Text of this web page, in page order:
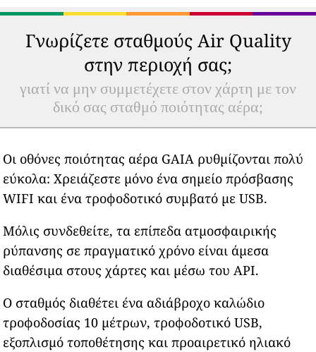
Γνωρίζετε σταθμούς Air Quality
στην περιοχή σας;
γιατί να μην συμμετέχετε στον χάρτη με τον
δικό σας σταθμό ποιότητας αέρα;
Οι οθόνες ποιότητας αέρα GAIA ρυθμίζονται πολύ
εύκολα: Χρειάζεστε μόνο ένα σημείο πρόσβασης
WIFI και ένα τροφοδοτικό συμβατό με USB.
Μόλις συνδεθείτε, τα επίπεδα ατμοσφαιρικής
ρύπανσης σε πραγματικό χρόνο είναι άμεσα
διαθέσιμα στους χάρτες και μέσω του API.
Ο σταθμός διαθέτει ένα αδιάβροχο καλώδιο
τροφοδοσίας 10 μέτρων, τροφοδοτικό USB,
εξοπλισμό τοποθέτησης και προαιρετικό ηλιακό